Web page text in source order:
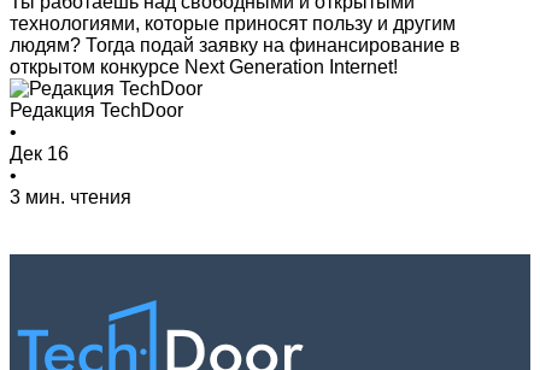
технологиями, которые приносят пользу и другим
людям? Тогда подай заявку на финансирование в
открытом конкурсе Next Generation Internet!
Редакция TechDoor
•
Дек 16
•
3 мин. чтения